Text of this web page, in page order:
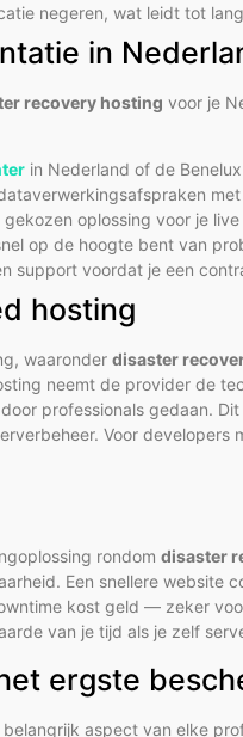
negeren, wat leidt tot
in
recovery hosting voor je
in Nederland of de
oplossing voor je
op de hoogte bent van
support voordat je een
hosting
waaronder disaster
neemt de provider de
professionals gedaan.
Voor
rondom disaster
Een snellere website
kost geld — zeker
van je tijd als je zelf
ergste
belangrijk aspect van elke